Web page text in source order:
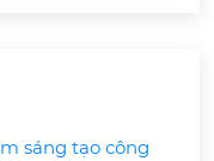
sáng tạo công